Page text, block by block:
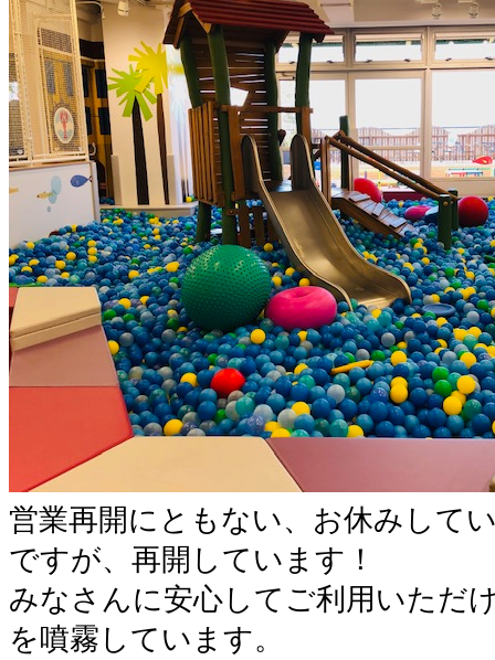
営業再開にともない、お休みして
ですが、再開しています！
みなさんに安心してご利用いただ
を噴霧しています。